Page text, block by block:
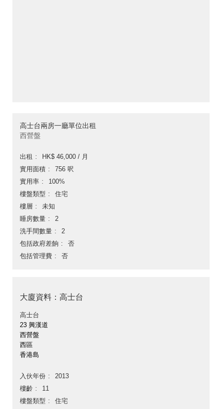
高士台兩房一廳單位出租
西營盤
出租
HK$ 46,000 / 月
實用面積
756 呎
實用率
100%
樓盤類型
住宅
樓層
未知
睡房數量
2
洗手間數量
2
包括政府差餉
否
包括管理費
否
大廈資料：高士台
高士台
23 興漢道
西營盤
西區
香港島
入伙年份
2013
樓齡
11
樓盤類型
住宅